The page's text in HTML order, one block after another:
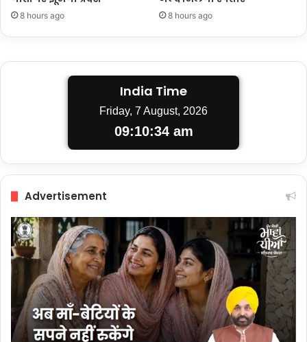
8 hours ago 8 hours ago
India Time
Friday, 7 August, 2026
09:10:35 am
Advertisement